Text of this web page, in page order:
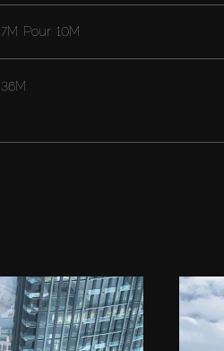
7M Pour 10M
36M